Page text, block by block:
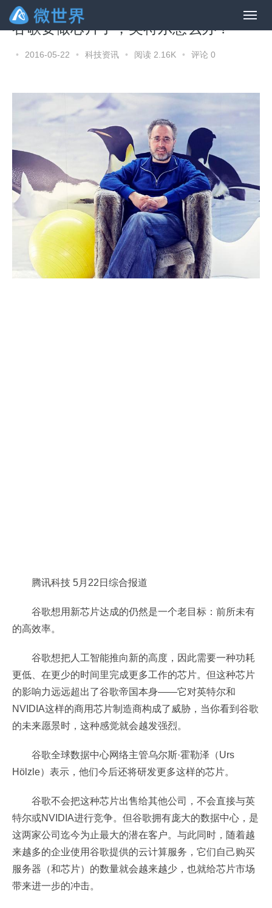
谷歌要做芯片了，英特尔怎么办？
• 2016-05-22 • 科技资讯 • 阅读 2.16K • 评论 0
腾讯科技 5月22日综合报道
谷歌想用新芯片达成的仍然是一个老目标：前所未有
的高效率。
谷歌想把人工智能推向新的高度，因此需要一种功耗
更低、在更少的时间里完成更多工作的芯片。但这种芯片
的影响力远远超出了谷歌帝国本身——它对英特尔和
NVIDIA这样的商用芯片制造商构成了威胁，当你看到谷歌
的未来愿景时，这种感觉就会越发强烈。
谷歌全球数据中心网络主管乌尔斯·霍勒泽（Urs
Hölzle）表示，他们今后还将研发更多这样的芯片。
谷歌不会把这种芯片出售给其他公司，不会直接与英
特尔或NVIDIA进行竞争。但谷歌拥有庞大的数据中心，是
这两家公司迄今为止最大的潜在客户。与此同时，随着越
来越多的企业使用谷歌提供的云计算服务，它们自己购买
服务器（和芯片）的数量就会越来越少，也就给芯片市场
带来进一步的冲击。